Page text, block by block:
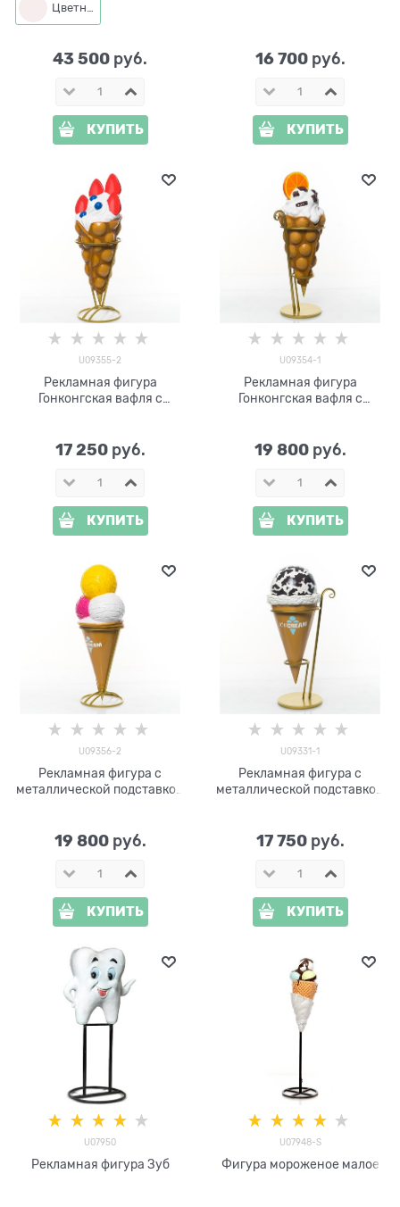
Цветная
43 500 руб.
КУПИТЬ
16 700 руб.
КУПИТЬ
U09355-2
Рекламная фигура
Гонконгская вафля с
U09355-2 h=115 см
17 250 руб.
КУПИТЬ
U09354-1
Рекламная фигура
Гонконгская вафля с
U09354-1 h=140 см
19 800 руб.
КУПИТЬ
U09356-2
Рекламная фигура с
металлической подставкой
19 800 руб.
КУПИТЬ
U09331-1
Рекламная фигура с
металлической подставкой
17 750 руб.
КУПИТЬ
U07950
Рекламная фигура Зуб
U07948-S
Фигура мороженое малое